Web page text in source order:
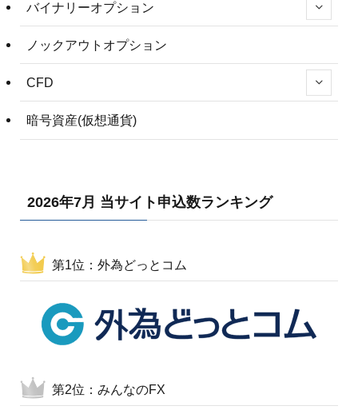
バイナリーオプション
ノックアウトオプション
CFD
暗号資産(仮想通貨)
2026年7月 当サイト申込数ランキング
第1位：外為どっとコム
第2位：みんなのFX